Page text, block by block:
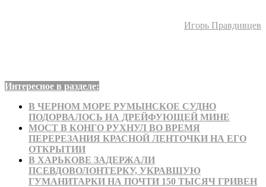
Игорь Правдивцев
Интересное в разделе:
В ЧЕРНОМ МОРЕ РУМЫНСКОЕ СУДНО
ПОДОРВАЛОСЬ НА ДРЕЙФУЮЩЕЙ МИНЕ
МОСТ В КОНГО РУХНУЛ ВО ВРЕМЯ
ПЕРЕРЕЗАНИЯ КРАСНОЙ ЛЕНТОЧКИ НА ЕГО
ОТКРЫТИИ
В ХАРЬКОВЕ ЗАДЕРЖАЛИ
ПСЕВДОВОЛОНТЕРКУ, УКРАВШУЮ
ГУМАНИТАРКИ НА ПОЧТИ 150 ТЫСЯЧ ГРИВЕН